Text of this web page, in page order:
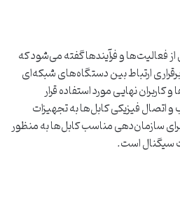
و فرآیندها گفته می‌شود که
ارتباط بین دستگاه‌های شبکه‌ای
کاربران نهایی مورد استفاده قرار
اتصال فیزیکی کابل‌ها به تجهیزات
سازمان‌دهی مناسب کابل‌ها به منظور
سیگنال است.